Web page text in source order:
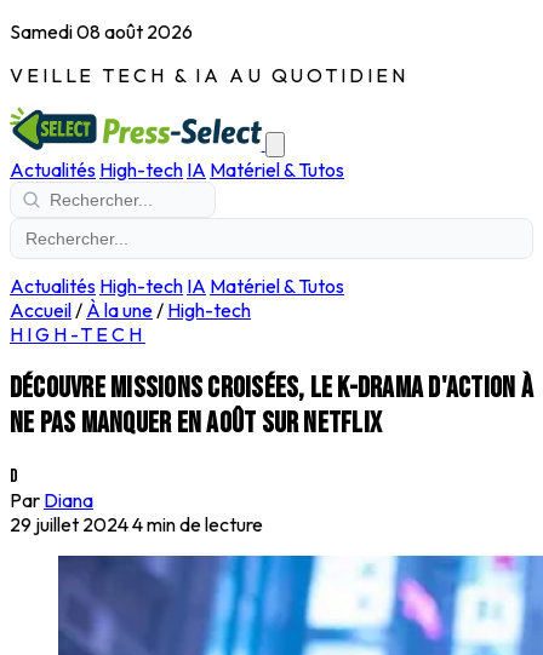
Samedi 08 août 2026
VEILLE TECH & IA AU QUOTIDIEN
Actualités High-tech IA Matériel & Tutos
Actualités High-tech IA Matériel & Tutos
Accueil/ À la une/ High-tech
HIGH-TECH
Découvre Missions croisées, le K-Drama d'action à
ne pas manquer en août sur Netflix
D
Par Diana
29 juillet 20244 min de lecture